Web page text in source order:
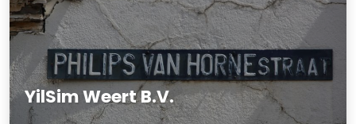
YilSim Weert B.V.